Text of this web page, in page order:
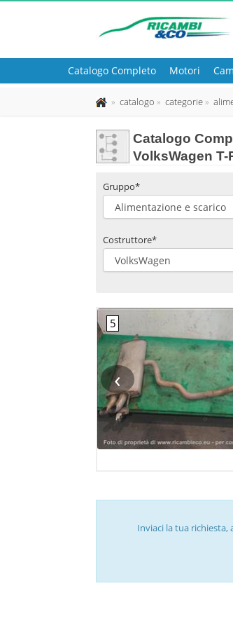
Catalogo Completo Motori
catalogo categorie
Catalogo
VolksWagen T-
Gruppo*
Costruttore*
‹
Inviaci la tua